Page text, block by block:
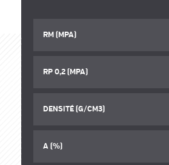
RM (MPA)
RP 0,2 (MPA)
DENSITÉ (G/CM3)
A (%)